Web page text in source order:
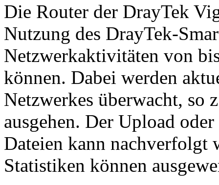
Die Router der DrayTek
Nutzung des DrayTek-
Netzwerkaktivitäten von
können. Dabei werden
Netzwerkes überwacht, so
ausgehen. Der Upload
Dateien kann nachverfolgt
Statistiken können